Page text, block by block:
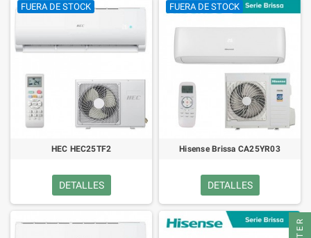
FUERA DE STOCK
HEC HEC25TF2
DETALLES
FUERA DE STOCK
Hisense Brissa CA25YR03
DETALLES